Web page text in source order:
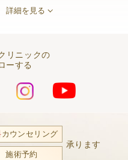
詳細を見る
リニックの
ーする
カウンセリング
施術予約
承ります